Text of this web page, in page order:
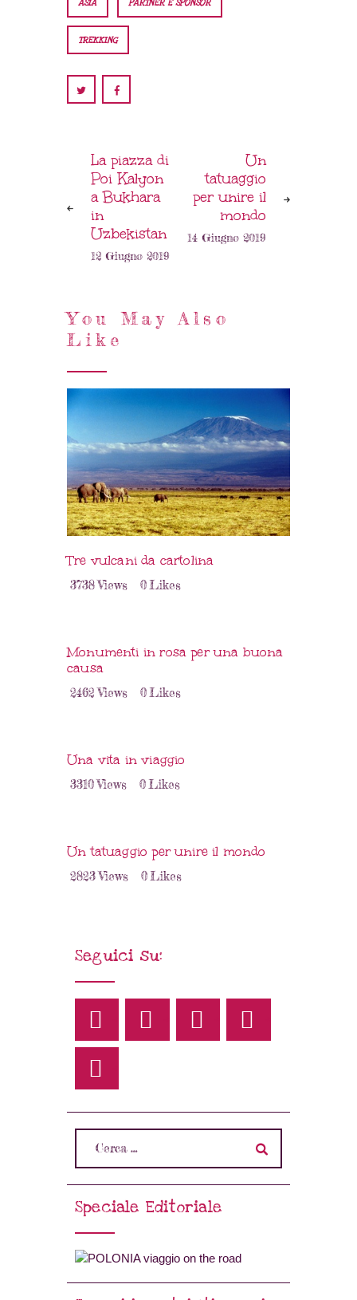
ASIA PARTNER E SPONSOR
TREKKING
La piazza di
Poi Kalyon
a Bukhara
in
Uzbekistan
12 Giugno 2019
Un
tatuaggio
per unire il
mondo
14 Giugno 2019
You May Also
Like
Tre vulcani da cartolina
3738Views 0Likes
Monumenti in rosa per una buona
causa
2462 Views 0Likes
Una vita in viaggio
3310Views 0Likes
Un tatuaggio per unire il mondo
2823Views 0Likes
Seguici su:
Speciale Editoriale